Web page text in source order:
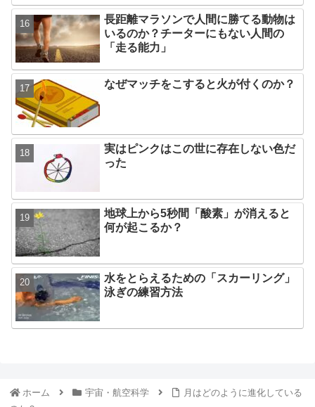
長距離マラソンで人間に勝てる動物は
いるのか？チーターにもない人間の
「走る能力」
なぜマッチをこすると火が付くのか？
実はピンクはこの世に存在しない色だ
った
地球上から5秒間「酸素」が消えると
何が起こるか？
水をとらえるための「スカーリング」
泳ぎの練習方法
ホーム 宇宙・航空科学
月はどのように進化している